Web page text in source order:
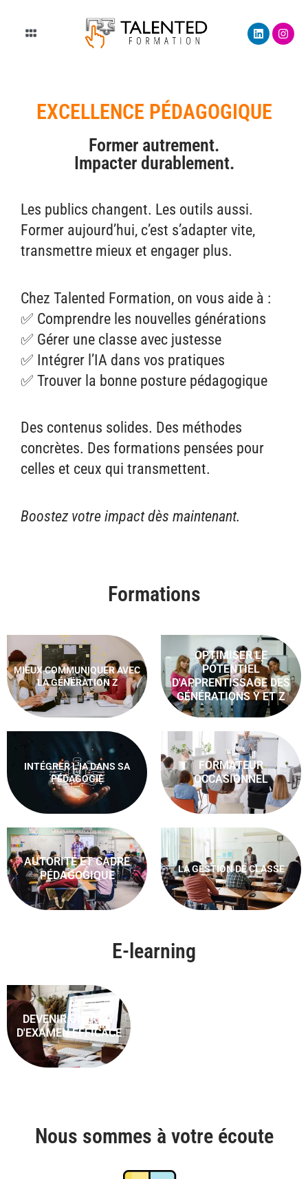
Main
L
i
n
n
I
n
s
EXCELLENCE PÉDAGOGIQUE
Former autrement.
Impacter durablement.
Les publics changent. Les outils aussi.
Former aujourd’hui, c’est s’adapter vite,
transmettre mieux et engager plus.
Chez Talented Formation, on vous aide à :
✅ Comprendre les nouvelles générations
✅ Gérer une classe avec justesse
✅ Intégrer l’IA dans vos pratiques
✅ Trouver la bonne posture pédagogique
Des contenus solides. Des méthodes
concrètes. Des formations pensées pour
celles et ceux qui transmettent.
Boostez votre impact dès maintenant.
Formations
MIEUX COMMUNIQUER AVEC
LA GÉNÉRATION Z
OPTIMISER LE
POTENTIEL
D'APPRENTISSAGE DES
GÉNÉRATIONS Y ET Z
INTÉGRER L'IA DANS SA
PÉDAGOGIE
FORMATEUR
OCCASIONNEL
AUTORITÉ ET CADRE
PÉDAGOGIQUE
LA GESTION DE CLASSE
E-learning
DEVENIR UN JURY
D'EXAMEN EFFICACE
Nous sommes à votre écoute